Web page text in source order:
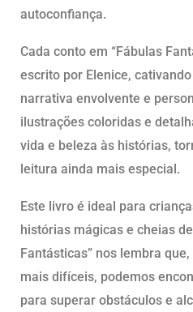
autoconfiança.
Cada conto em “Fábulas
escrito por Elenice,
narrativa envolvente e
ilustrações coloridas e
vida e beleza às histórias,
leitura ainda mais especial.
Este livro é ideal para
histórias mágicas e cheias
Fantásticas” nos lembra
mais difíceis, podemos
para superar obstáculos e